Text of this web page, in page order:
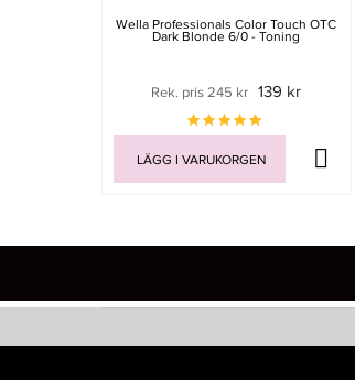
Wella Professionals Color Touch OTC
Dark Blonde 6/0 - Toning
Rek. pris 245 kr 139 kr
LÄGG I VARUKORGEN